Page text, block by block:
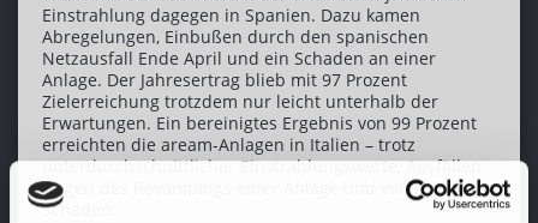
Einstrahlung dagegen in Spanien. Dazu kamen
Abregelungen, Einbußen durch den spanischen
Netzausfall Ende April und ein Schaden an einer
Anlage. Der Jahresertrag blieb mit 97 Prozent
Zielerreichung trotzdem nur leicht unterhalb der
Erwartungen. Ein bereinigtes Ergebnis von 99 Prozent
erreichten die aream-Anlagen in Italien – trotz
unterdurchschnittlicher Einstrahlungswerte, Ausfällen
wegen des Revampings einer Anlage und verschiedener
Schäden.